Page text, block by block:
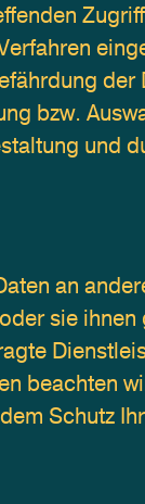
der
bzw.
und
an
sie ihnen
beachten
Schutz